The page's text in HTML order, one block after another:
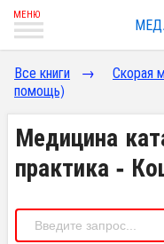
Все книги →
Скорая
помощь)
Медицина
практика -